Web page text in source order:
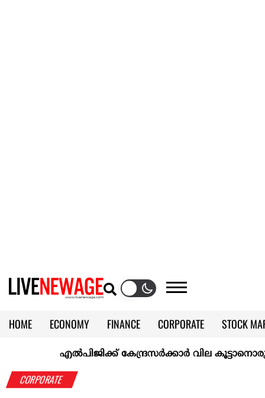
HOME ECONOMY FINANCE CORPORATE
STOCK
KERALA @70
എല്‍പിജിക്ക് കേന്ദ്രസർക്കാർ വില
CORPORATE